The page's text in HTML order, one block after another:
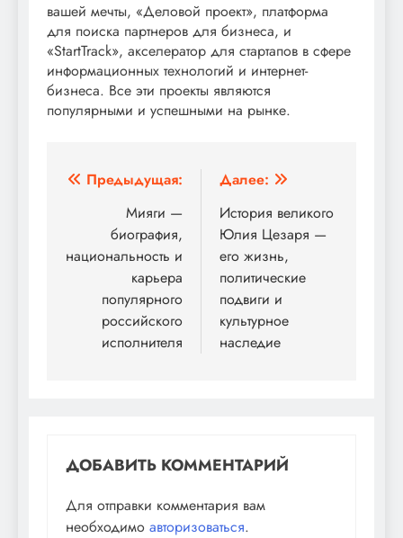
вашей мечты, «Деловой проект», платформа
для поиска партнеров для бизнеса, и
«StartTrack», акселератор для стартапов в сфере
информационных технологий и интернет-
бизнеса. Все эти проекты являются
популярными и успешными на рынке.
Навигация
записям
Предыдущая:
Мияги —
биография,
национальность и
карьера
популярного
российского
исполнителя
Далее:
История великого
Юлия Цезаря —
его жизнь,
политические
подвиги и
культурное
наследие
ДОБАВИТЬ КОММЕНТАРИЙ
Для отправки комментария вам
необходимо авторизоваться.